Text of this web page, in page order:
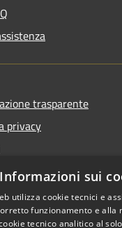
trasparente
privacy
di accessibilità
Informazioni sui
utilizza cookie tecnici e
funzionamento e alla
tecnico analitico al